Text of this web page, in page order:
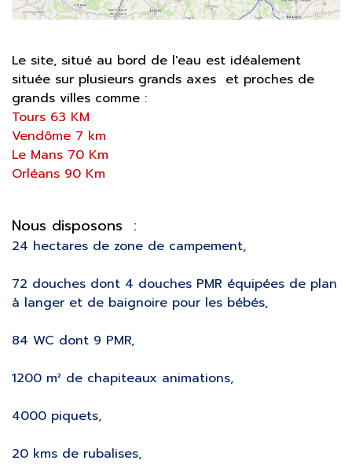
Le site, situé au bord de l'eau est idéalement
située sur plusieurs grands axes et proches de
grands villes comme :
Tours 63 KM
Vendôme 7 km
Le Mans 70 Km
Orléans 90 Km
Nous disposons :
24 hectares de zone de campement,
72 douches dont 4 douches PMR équipées de plan
à langer et de baignoire pour les bébés,
84 WC dont 9 PMR,
1200 m² de chapiteaux animations,
4000 piquets,
20 kms de rubalises,